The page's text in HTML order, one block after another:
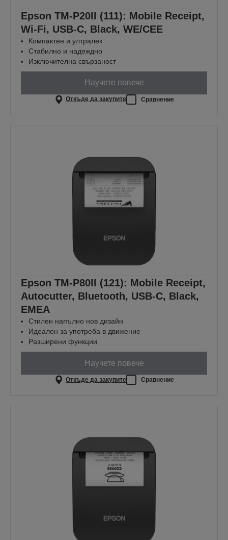
Epson TM-P20II (111): Mobile Receipt,
Wi-Fi, USB-C, Black, WE/CEE
Компактен и ултралек
Стабилно и надеждно
Изключителна свързаност
Научете повече
Откъде да закупите Сравнение
Epson TM-P80II (121): Mobile Receipt,
Autocutter, Bluetooth, USB-C, Black,
EMEA
Стилен напълно нов дизайн
Идеален за употреба в движение
Разширени функции
Научете повече
Откъде да закупите Сравнение